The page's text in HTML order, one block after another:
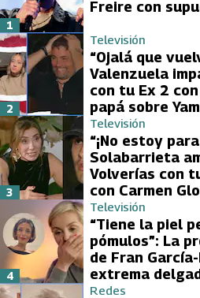
Freire con
1
Televisión
“Ojalá que
Valenzuela
con tu Ex 2
papá sobre
2
Televisión
“¡No estoy
Solabarrieta
Volverías con
con Carmen
3
Televisión
“Tiene la piel
pómulos”: La
de Fran
extrema
4
Redes